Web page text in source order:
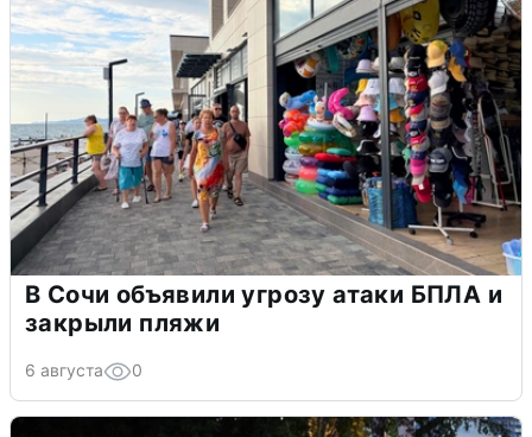
В Сочи объявили угрозу атаки БПЛА и
закрыли пляжи
6 августа 0